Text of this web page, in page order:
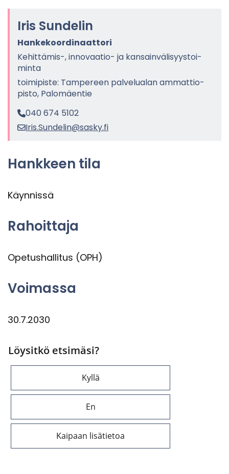
Iris Sun­de­lin
Han­ke­koor­di­naat­to­ri
Kehittämis-​, innovaatio-​ ja kan­sain­vä­li­syys­toi­
min­ta
toi­mi­pis­te: Tam­pe­reen pal­ve­lua­lan am­mat­tio­
pis­to, Pa­lo­mäen­tie
040 674 5102
Iris.Sun­de­lin@sasky.fi
Hank­keen tila
Käyn­nis­sä
Ra­hoit­ta­ja
Ope­tus­hal­li­tus (OPH)
Voi­mas­sa
30.7.2030
Löysitkö etsimäsi?
Kyllä
En
Kaipaan lisätietoa